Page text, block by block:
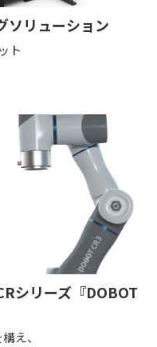
ソリューション
ト
シリーズ『DOBOT
え、